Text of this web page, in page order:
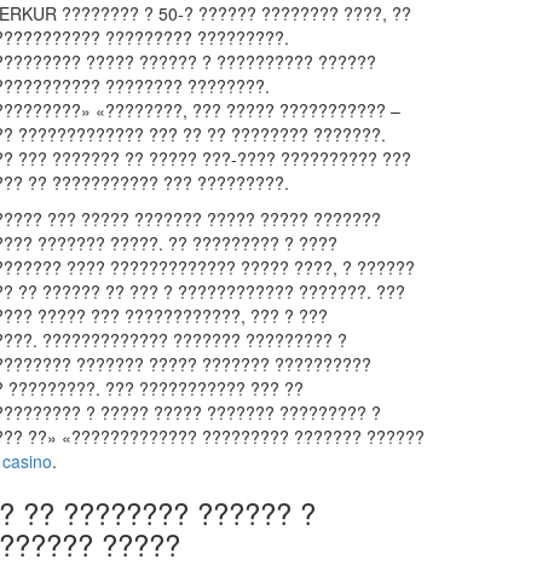
???????? ? 50-? ?????? ???????? ????, ??
????????? ?????????.
????? ?????? ? ?????????? ??????
???????? ????????.
«????????, ??? ????? ??????????? –
????????????? ??? ?? ?? ???????? ???????.
??? ??????? ?? ????? ???-???? ?????????? ???
?? ??????????? ??? ?????????.
??? ????? ??????? ????? ????? ???????
??????? ?????. ?? ????????? ? ????
???? ????????????? ????? ????, ? ??????
?? ?????? ?? ??? ? ???????????? ???????. ???
????? ??? ????????????, ??? ? ???
????????????? ??????? ????????? ?
??????? ????? ??????? ??????????
?????????. ??? ??????????? ??? ??
? ????? ????? ??????? ????????? ?
??» «????????????? ????????? ??????? ??????
.
?? ???????? ?????? ?
?????